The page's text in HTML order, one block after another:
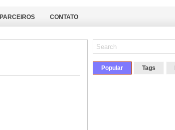
PARCEIROS CONTATO
Popular Tags